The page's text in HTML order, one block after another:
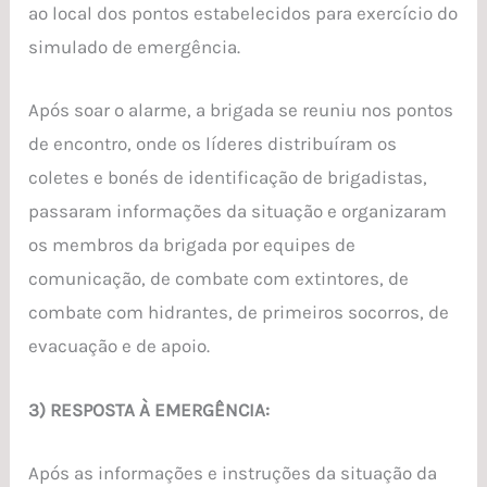
ao local dos pontos estabelecidos para exercício do
simulado de emergência.
Após soar o alarme, a brigada se reuniu nos pontos
de encontro, onde os líderes distribuíram os
coletes e bonés de identificação de brigadistas,
passaram informações da situação e organizaram
os membros da brigada por equipes de
comunicação, de combate com extintores, de
combate com hidrantes, de primeiros socorros, de
evacuação e de apoio.
3) RESPOSTA À EMERGÊNCIA:
Após as informações e instruções da situação da